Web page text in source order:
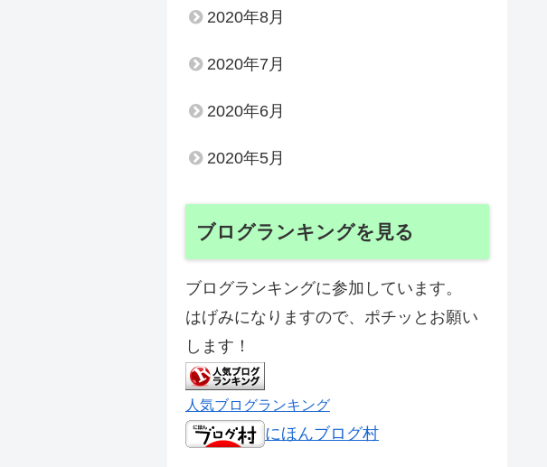
2020年8月
2020年7月
2020年6月
2020年5月
ブログランキングを見る
ブログランキングに参加しています。
はげみになりますので、ポチッとお願い
します！
人気ブログランキング
にほんブログ村